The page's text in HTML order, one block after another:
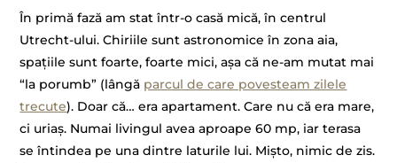
În primă fază am stat într-o casă mică, în centrul
Utrecht-ului. Chiriile sunt astronomice în zona aia,
spațiile sunt foarte, foarte mici, așa că ne-am mutat mai
“la porumb” (lângă parcul de care povesteam zilele
trecute). Doar că… era apartament. Care nu că era mare,
ci uriaș. Numai livingul avea aproape 60 mp, iar terasa
se întindea pe una dintre laturile lui. Mișto, nimic de zis.